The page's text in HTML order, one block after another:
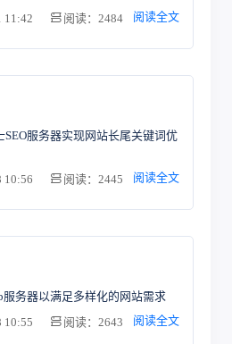
11:42
阅读：2484 阅读全文
SEO服务器实现网站长尾关键词优
10:56
阅读：2445 阅读全文
服务器以满足多样化的网站需求
10:55
阅读：2643 阅读全文